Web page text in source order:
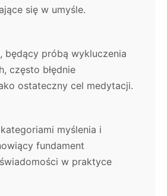
się w umyśle.
będący próbą wykluczenia
często błędnie
ostateczny cel medytacji.
myślenia i
fundament
w praktyce